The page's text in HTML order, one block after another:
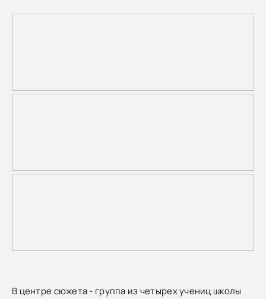
В центре сюжета - группа из четырех учениц школы